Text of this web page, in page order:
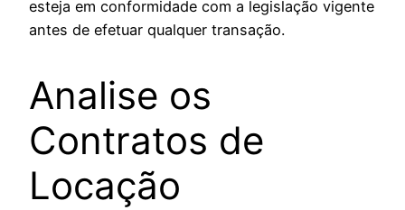
esteja em conformidade com a legislação vigente
antes de efetuar qualquer transação.
Analise os
Contratos de
Locação